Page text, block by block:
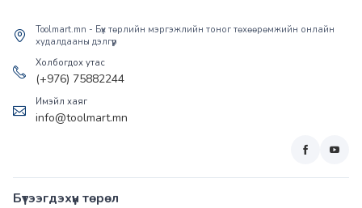
Toolmart.mn - Бүх төрлийн мэргэжлийн тоног төхөөрөмжийн онлайн
худалдааны дэлгүүр
Холбогдох утас
(+976) 75882244
Имэйл хаяг
info@toolmart.mn
Бүтээгдэхүүн төрөл